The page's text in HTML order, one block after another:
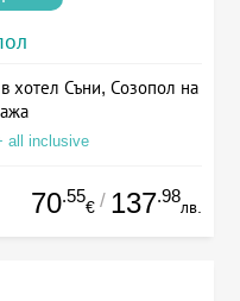
хотел Съни, Созопол на
all inclusive
70.55
€ / 137.98
лв.